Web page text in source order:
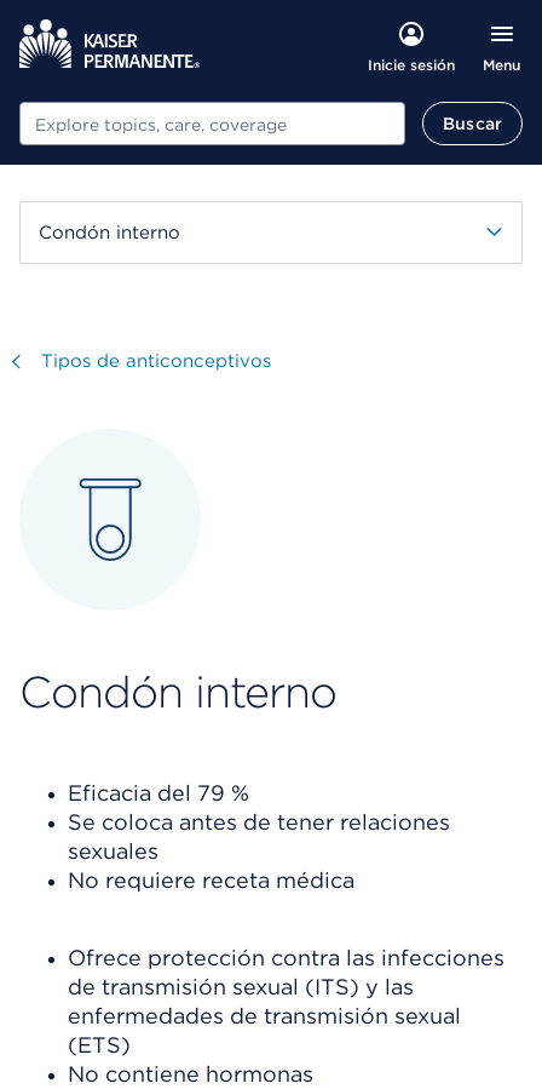
Inicie sesión Menu
Buscar Buscar
Condón interno
Visitar
Tipos de anticonceptivos
Condón interno
Eficacia del 79 %
Se coloca antes de tener relaciones
sexuales
No requiere receta médica
Ofrece protección contra las infecciones
de transmisión sexual (ITS) y las
enfermedades de transmisión sexual
(ETS)
No contiene hormonas